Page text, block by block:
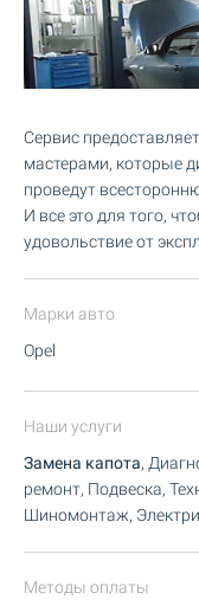
Сервис
мастерами, которые
проведут
И все это для того,
удовольствие от
Марки авто
Opel
Наши услуги
Замена капота,
ремонт, Подвеска,
Шиномонтаж,
Методы оплаты